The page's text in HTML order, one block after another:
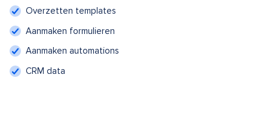
Overzetten templates
Aanmaken formulieren
Aanmaken automations
CRM data